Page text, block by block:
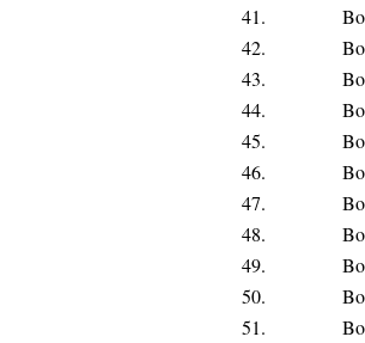
41.
42.
43.
44.
45.
46.
47.
48.
49.
50.
51.